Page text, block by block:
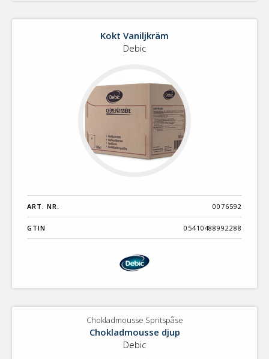
Kokt Vaniljkräm
Debic
ART. NR. 0076592
GTIN 05410488992288
Chokladmousse Spritspåse
Chokladmousse djup
Debic